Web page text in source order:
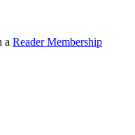
a Reader Membership